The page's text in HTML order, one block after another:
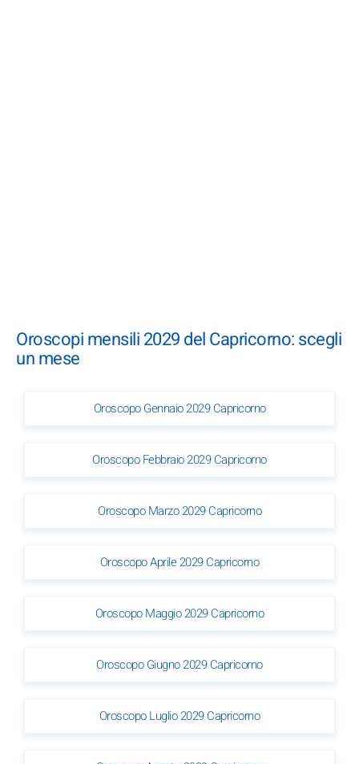
Oroscopi mensili 2029 del Capricorno: scegli
un mese
Oroscopo Gennaio 2029 Capricorno
Oroscopo Febbraio 2029 Capricorno
Oroscopo Marzo 2029 Capricorno
Oroscopo Aprile 2029 Capricorno
Oroscopo Maggio 2029 Capricorno
Oroscopo Giugno 2029 Capricorno
Oroscopo Luglio 2029 Capricorno